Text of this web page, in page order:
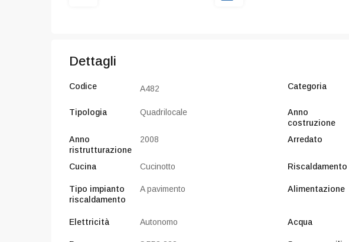
Dettagli
Codice A482 Categoria
Tipologia Quadrilocale
Anno
costruzione
Anno
ristrutturazione
2008 Arredato
Cucina Cucinotto Riscaldamento
Tipo impianto
riscaldamento
A pavimento Alimentazione
Elettricità Autonomo Acqua